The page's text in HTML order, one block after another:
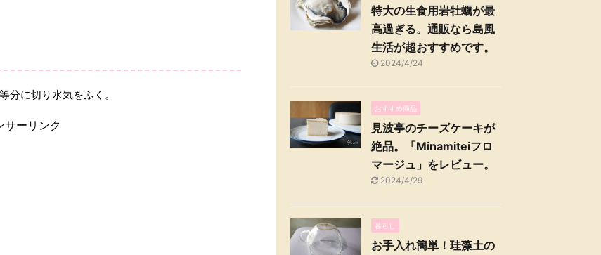
分に切り水気をふく。
サーリンク
特大の生食用岩牡蠣が最
高過ぎる。通販なら島風
生活が超おすすめです。
2024/4/24
おすすめ商品
見波亭のチーズケーキが
絶品。「Minamiteiフロ
マージュ」をレビュー。
2024/4/29
暮らし
お手入れ簡単！珪藻土の